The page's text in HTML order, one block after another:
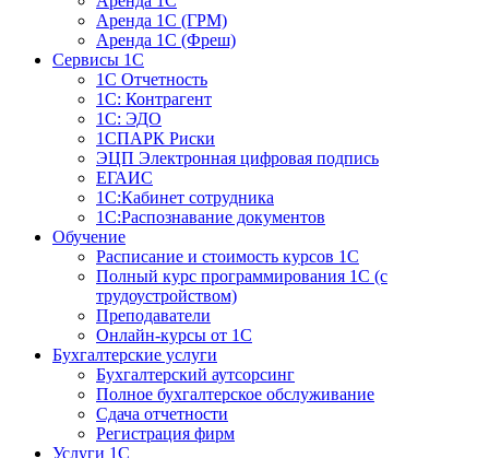
Аренда 1С (ГРМ)
Аренда 1С (Фреш)
Сервисы 1С
1С Отчетность
1С: Контрагент
1С: ЭДО
1СПАРК Риски
ЭЦП Электронная цифровая подпись
ЕГАИС
1С:Кабинет сотрудника
1С:Распознавание документов
Обучение
Расписание и стоимость курсов 1С
Полный курс программирования 1С (с
трудоустройством)
Преподаватели
Онлайн-курсы от 1С
Бухгалтерские услуги
Бухгалтерский аутсорсинг
Полное бухгалтерское обслуживание
Сдача отчетности
Регистрация фирм
Услуги 1С